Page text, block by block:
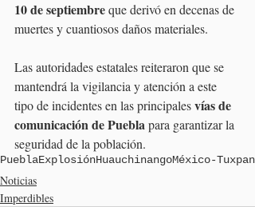
10 de septiembre que derivó en decenas de
muertes y cuantiosos daños materiales.
Las autoridades estatales reiteraron que se
mantendrá la vigilancia y atención a este
tipo de incidentes en las principales vías de
comunicación de Puebla para garantizar la
seguridad de la población.
PueblaExplosiónHuauchinangoMéxico-Tuxpan
Noticias
Imperdibles